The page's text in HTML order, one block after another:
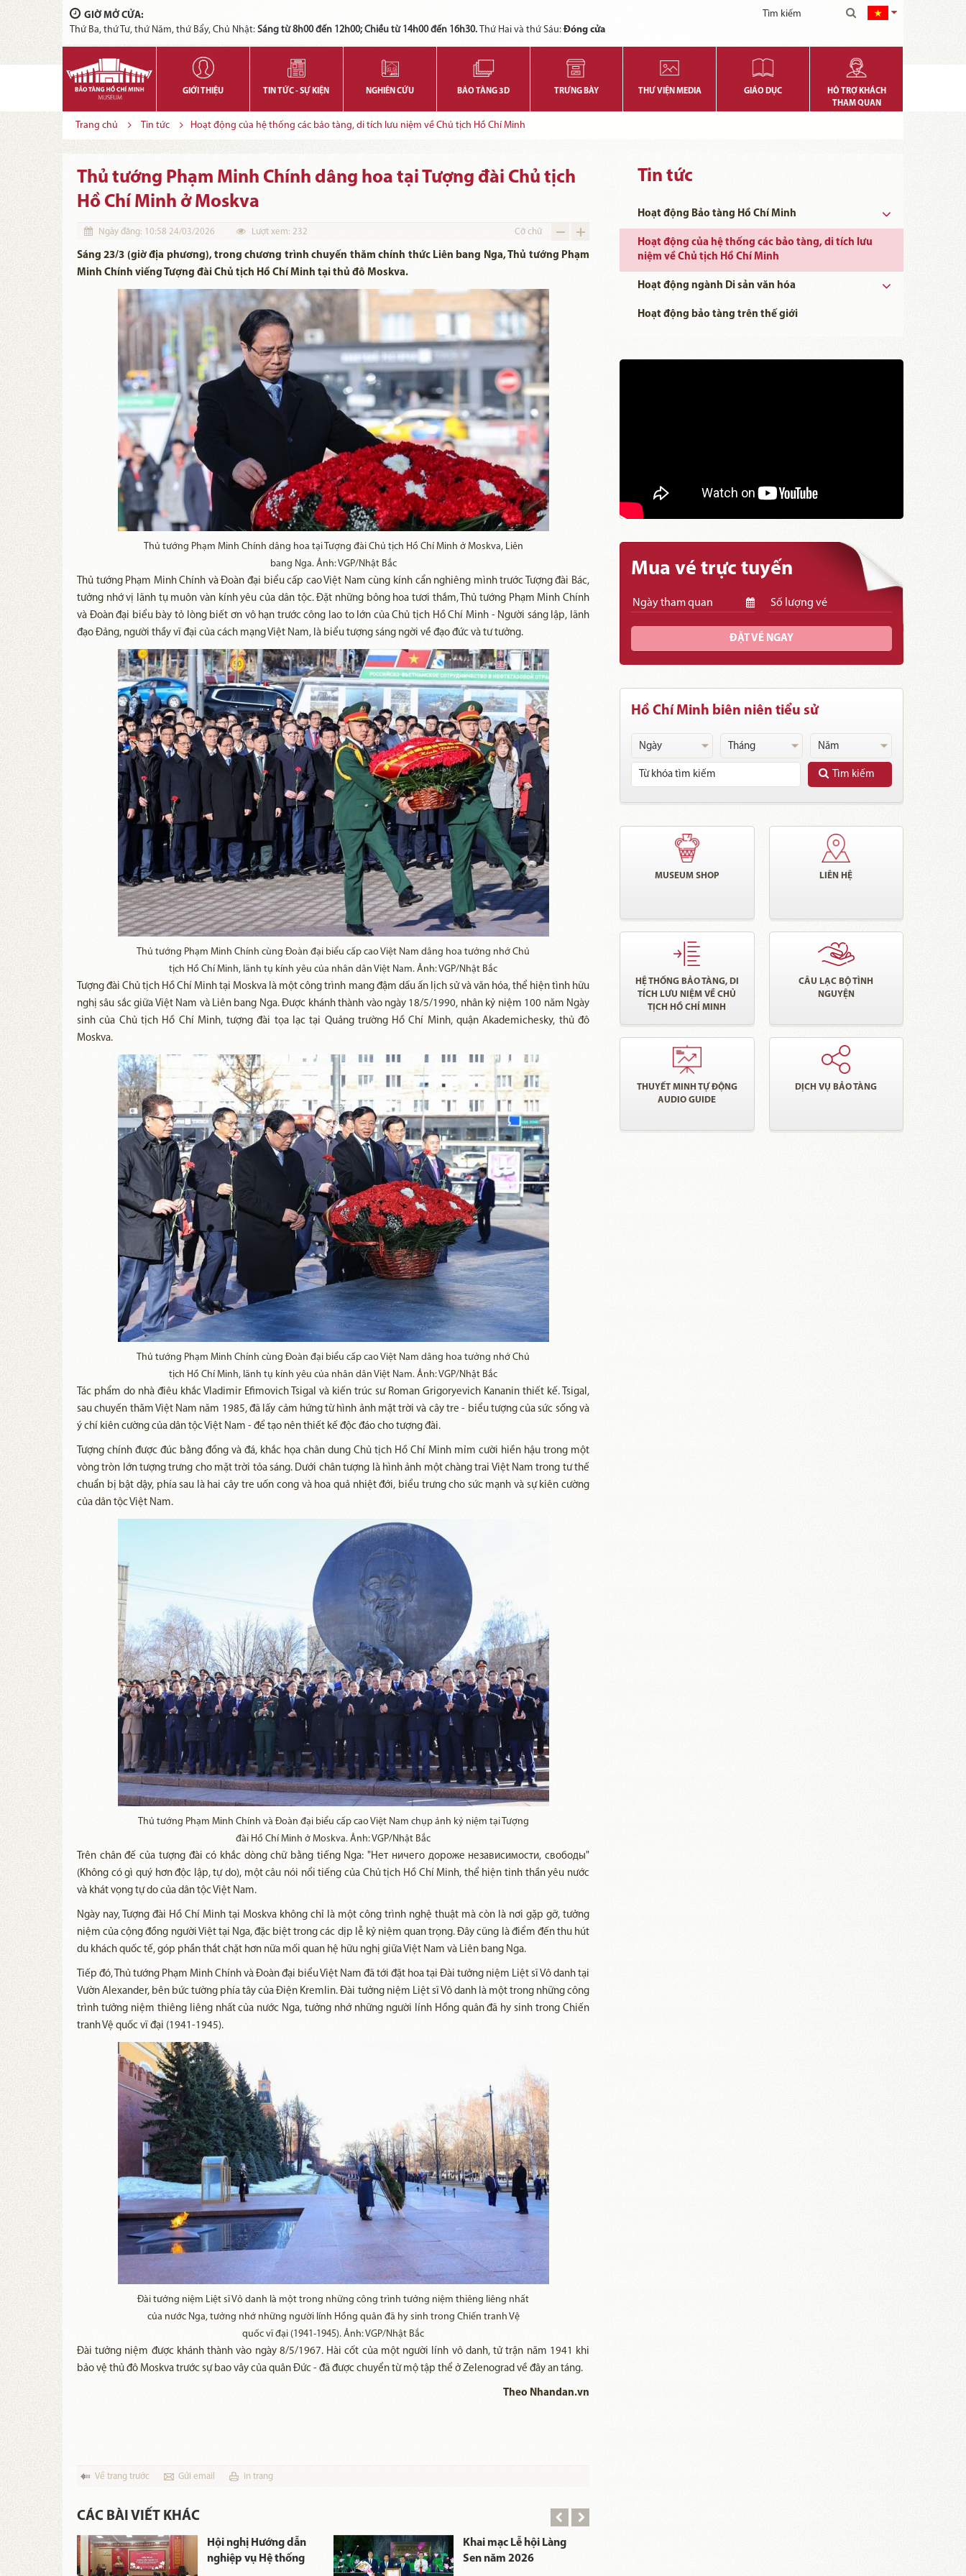
GIỜ MỞ CỬA:
Thứ Ba, thứ Tư, thứ Năm, thứ Bẩy, Chủ Nhật: Sáng từ 8h00 đến 12h00; Chiều từ 14h00 đến 16h30. Thứ Hai và thứ Sáu: Đóng cửa
GIỚI THIỆU TIN TỨC - SỰ KIỆN NGHIÊN CỨU BẢO TÀNG 3D TRƯNG BÀY THƯ VIỆN MEDIA GIÁO DỤC
HỖ TRỢ KHÁCH
THAM QUAN
Trang chủ Tin tức Hoạt động của hệ thống các bảo tàng, di tích lưu niệm về Chủ tịch Hồ Chí Minh
Thủ tướng Phạm Minh Chính dâng hoa tại Tượng đài Chủ tịch
Hồ Chí Minh ở Moskva
Ngày đăng: 10:58 24/03/2026 Lượt xem: 232 Cỡ chữ
Sáng 23/3 (giờ địa phương), trong chương trình chuyến thăm chính thức Liên bang Nga, Thủ tướng Phạm
Minh Chính viếng Tượng đài Chủ tịch Hồ Chí Minh tại thủ đô Moskva.
Thủ tướng Phạm Minh Chính dâng hoa tại Tượng đài Chủ tịch Hồ Chí Minh ở Moskva, Liên
bang Nga. Ảnh: VGP/Nhật Bắc
Thủ tướng Phạm Minh Chính và Đoàn đại biểu cấp cao Việt Nam cùng kính cẩn nghiêng mình trước Tượng đài Bác,
tưởng nhớ vị lãnh tụ muôn vàn kính yêu của dân tộc. Đặt những bông hoa tươi thắm, Thủ tướng Phạm Minh Chính
và Đoàn đại biểu bày tỏ lòng biết ơn vô hạn trước công lao to lớn của Chủ tịch Hồ Chí Minh - Người sáng lập, lãnh
đạo Đảng, người thầy vĩ đại của cách mạng Việt Nam, là biểu tượng sáng ngời về đạo đức và tư tưởng.
Thủ tướng Phạm Minh Chính cùng Đoàn đại biểu cấp cao Việt Nam dâng hoa tưởng nhớ Chủ
tịch Hồ Chí Minh, lãnh tụ kính yêu của nhân dân Việt Nam. Ảnh: VGP/Nhật Bắc
Tượng đài Chủ tịch Hồ Chí Minh tại Moskva là một công trình mang đậm dấu ấn lịch sử và văn hóa, thể hiện tình hữu
nghị sâu sắc giữa Việt Nam và Liên bang Nga. Được khánh thành vào ngày 18/5/1990, nhân kỷ niệm 100 năm Ngày
sinh của Chủ tịch Hồ Chí Minh, tượng đài tọa lạc tại Quảng trường Hồ Chí Minh, quận Akademichesky, thủ đô
Moskva. ​
Thủ tướng Phạm Minh Chính cùng Đoàn đại biểu cấp cao Việt Nam dâng hoa tưởng nhớ Chủ
tịch Hồ Chí Minh, lãnh tụ kính yêu của nhân dân Việt Nam. Ảnh: VGP/Nhật Bắc
Tác phẩm do nhà điêu khắc Vladimir Efimovich Tsigal và kiến trúc sư Roman Grigoryevich Kananin thiết kế. Tsigal,
sau chuyến thăm Việt Nam năm 1985, đã lấy cảm hứng từ hình ảnh mặt trời và cây tre - biểu tượng của sức sống và
ý chí kiên cường của dân tộc Việt Nam - để tạo nên thiết kế độc đáo cho tượng đài.
Tượng chính được đúc bằng đồng và đá, khắc họa chân dung Chủ tịch Hồ Chí Minh mỉm cười hiền hậu trong một
vòng tròn lớn tượng trưng cho mặt trời tỏa sáng. Dưới chân tượng là hình ảnh một chàng trai Việt Nam trong tư thế
chuẩn bị bật dậy, phía sau là hai cây tre uốn cong và hoa quả nhiệt đới, biểu trưng cho sức mạnh và sự kiên cường
của dân tộc Việt Nam. ​
Thủ tướng Phạm Minh Chính và Đoàn đại biểu cấp cao Việt Nam chụp ảnh kỷ niệm tại Tượng
đài Hồ Chí Minh ở Moskva. Ảnh: VGP/Nhật Bắc
Trên chân đế của tượng đài có khắc dòng chữ bằng tiếng Nga: "Нет ничего дороже независимости, свободы"
(Không có gì quý hơn độc lập, tự do), một câu nói nổi tiếng của Chủ tịch Hồ Chí Minh, thể hiện tinh thần yêu nước
và khát vọng tự do của dân tộc Việt Nam.
Ngày nay, Tượng đài Hồ Chí Minh tại Moskva không chỉ là một công trình nghệ thuật mà còn là nơi gặp gỡ, tưởng
niệm của cộng đồng người Việt tại Nga, đặc biệt trong các dịp lễ kỷ niệm quan trọng. Đây cũng là điểm đến thu hút
du khách quốc tế, góp phần thắt chặt hơn nữa mối quan hệ hữu nghị giữa Việt Nam và Liên bang Nga.​
Tiếp đó, Thủ tướng Phạm Minh Chính và Đoàn đại biểu Việt Nam đã tới đặt hoa tại Đài tưởng niệm Liệt sĩ Vô danh tại
Vườn Alexander, bên bức tường phía tây của Điện Kremlin. Đài tưởng niệm Liệt sĩ Vô danh là một trong những công
trình tưởng niệm thiêng liêng nhất của nước Nga, tưởng nhớ những người lính Hồng quân đã hy sinh trong Chiến
tranh Vệ quốc vĩ đại (1941-1945).
Đài tưởng niệm Liệt sĩ Vô danh là một trong những công trình tưởng niệm thiêng liêng nhất
của nước Nga, tưởng nhớ những người lính Hồng quân đã hy sinh trong Chiến tranh Vệ
quốc vĩ đại (1941-1945). Ảnh: VGP/Nhật Bắc
Đài tưởng niệm được khánh thành vào ngày 8/5/1967. Hài cốt của một người lính vô danh, tử trận năm 1941 khi
bảo vệ thủ đô Moskva trước sự bao vây của quân Đức - đã được chuyển từ mộ tập thể ở Zelenograd về đây an táng.
Theo Nhandan.vn
Về trang trước Gửi email in trang
CÁC BÀI VIẾT KHÁC
Hội nghị Hướng dẫn
nghiệp vụ Hệ thống
Khai mạc Lễ hội Làng
Sen năm 2026
Tin tức
Hoạt động Bảo tàng Hồ Chí Minh
Hoạt động của hệ thống các bảo tàng, di tích lưu
niệm về Chủ tịch Hồ Chí Minh
Hoạt động ngành Di sản văn hóa
Hoạt động bảo tàng trên thế giới
Mua vé trực tuyến
ĐẶT VÉ NGAY
Hồ Chí Minh biên niên tiểu sử
Tìm kiếm
MUSEUM SHOP LIÊN HỆ
HỆ THỐNG BẢO TÀNG, DI
TÍCH LƯU NIỆM VỀ CHỦ
TỊCH HỒ CHÍ MINH
CÂU LẠC BỘ TÌNH
NGUYỆN
THUYẾT MINH TỰ ĐỘNG
AUDIO GUIDE
DỊCH VỤ BẢO TÀNG